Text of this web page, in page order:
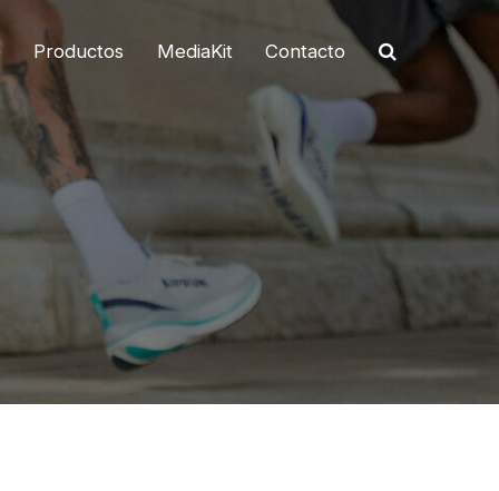
Productos MediaKit Contacto